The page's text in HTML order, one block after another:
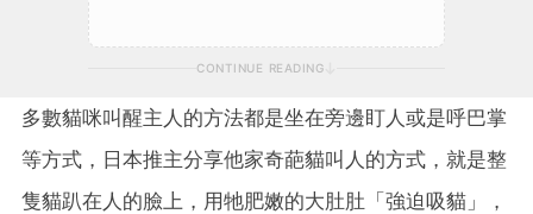
CONTINUE READING
多數貓咪叫醒主人的方法都是坐在旁邊盯人或是呼巴掌
等方式，日本推主分享他家奇葩貓叫人的方式，就是整
隻貓趴在人的臉上，用牠肥嫩的大肚肚「強迫吸貓」，